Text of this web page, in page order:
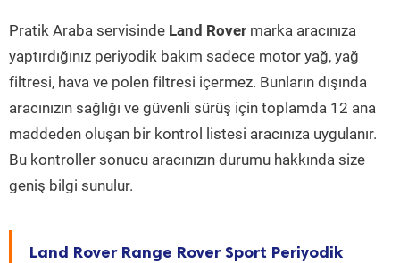
Pratik Araba servisinde Land Rover marka aracınıza
yaptırdığınız periyodik bakım sadece motor yağ, yağ
filtresi, hava ve polen filtresi içermez. Bunların dışında
aracınızın sağlığı ve güvenli sürüş için toplamda 12 ana
maddeden oluşan bir kontrol listesi aracınıza uygulanır.
Bu kontroller sonucu aracınızın durumu hakkında size
geniş bilgi sunulur.
Land Rover Range Rover Sport Periyodik